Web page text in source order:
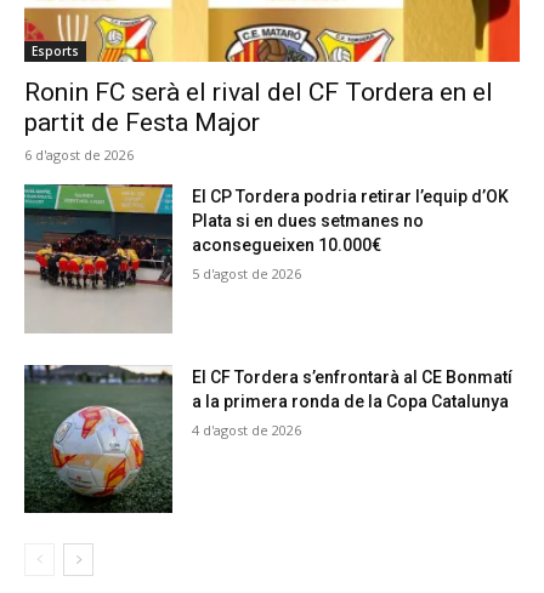
Esports
Ronin FC serà el rival del CF Tordera en el
partit de Festa Major
6 d'agost de 2026
El CP Tordera podria retirar l’equip d’OK
Plata si en dues setmanes no
aconsegueixen 10.000€
5 d'agost de 2026
El CF Tordera s’enfrontarà al CE Bonmatí
a la primera ronda de la Copa Catalunya
4 d'agost de 2026